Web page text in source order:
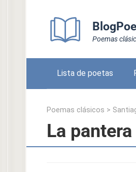
Poemas
Lista de poetas
Poemas clásicos >
La